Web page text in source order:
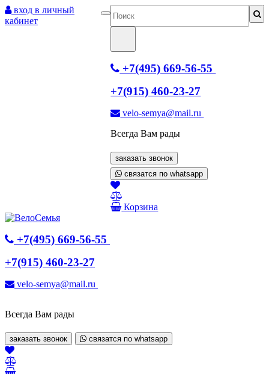
вход в личный
кабинет
+7(495) 669-56-55
+7(915) 460-23-27
velo-semya@mail.ru
Всегда Вам рады
заказать звонок
связатся по whatsapp
Корзина
+7(495) 669-56-55
+7(915) 460-23-27
velo-semya@mail.ru
Всегда Вам рады
заказать звонок связатся по whatsapp